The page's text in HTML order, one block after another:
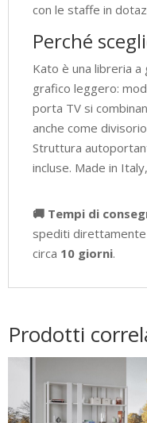
con le staffe in
Perché
Kato è una libreria
grafico leggero:
porta TV si
anche come
Struttura
incluse. Made in
🚚 Tempi di
spediti
circa 10 giorni.
Prodotti